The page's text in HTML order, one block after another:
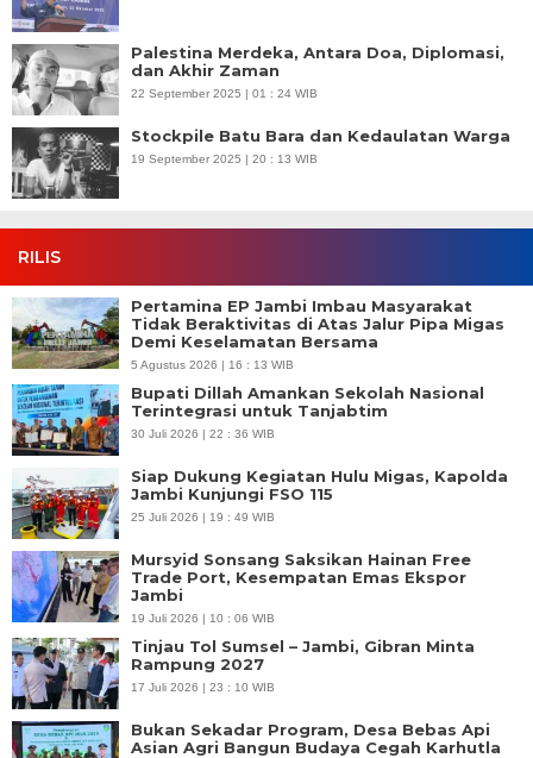
Palestina Merdeka, Antara Doa, Diplomasi,
dan Akhir Zaman
22 September 2025 | 01 : 24 WIB
Stockpile Batu Bara dan Kedaulatan Warga
19 September 2025 | 20 : 13 WIB
RILIS
Pertamina EP Jambi Imbau Masyarakat
Tidak Beraktivitas di Atas Jalur Pipa Migas
Demi Keselamatan Bersama
5 Agustus 2026 | 16 : 13 WIB
Bupati Dillah Amankan Sekolah Nasional
Terintegrasi untuk Tanjabtim
30 Juli 2026 | 22 : 36 WIB
Siap Dukung Kegiatan Hulu Migas, Kapolda
Jambi Kunjungi FSO 115
25 Juli 2026 | 19 : 49 WIB
Mursyid Sonsang Saksikan Hainan Free
Trade Port, Kesempatan Emas Ekspor
Jambi
19 Juli 2026 | 10 : 06 WIB
Tinjau Tol Sumsel – Jambi, Gibran Minta
Rampung 2027
17 Juli 2026 | 23 : 10 WIB
Bukan Sekadar Program, Desa Bebas Api
Asian Agri Bangun Budaya Cegah Karhutla